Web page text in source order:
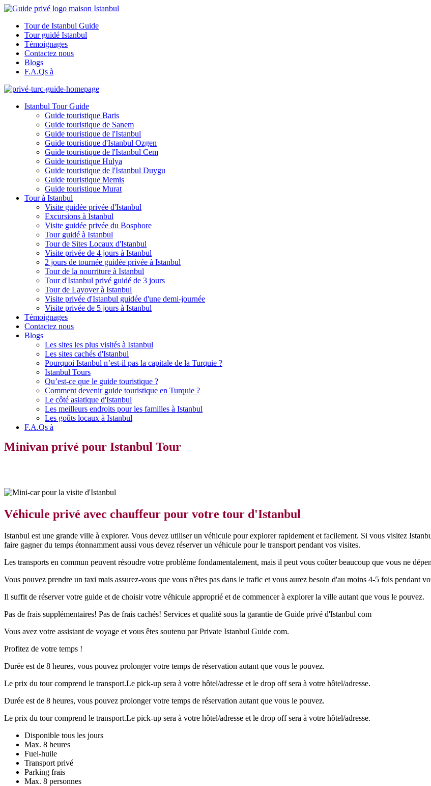
Tour de Istanbul Guide
Tour guidé Istanbul
Témoignages
Contactez nous
Blogs
F.A.Qs à
Istanbul Tour Guide
Guide touristique Baris
Guide touristique de Sanem
Guide touristique de l'Istanbul
Guide touristique d'Istanbul Ozgen
Guide touristique de l'Istanbul Cem
Guide touristique Hulya
Guide touristique de l'Istanbul Duygu
Guide touristique Memis
Guide touristique Murat
Tour à Istanbul
Visite guidée privée d'Istanbul
Excursions à Istanbul
Visite guidée privée du Bosphore
Tour guidé à Istanbul
Tour de Sites Locaux d'Istanbul
Visite privée de 4 jours à Istanbul
2 jours de tournée guidée privée à Istanbul
Tour de la nourriture à Istanbul
Tour d'Istanbul privé guidé de 3 jours
Tour de Layover à Istanbul
Visite privée d'Istanbul guidée d'une demi-journée
Visite privée de 5 jours à Istanbul
Témoignages
Contactez nous
Blogs
Les sites les plus visités à Istanbul
Les sites cachés d'Istanbul
Pourquoi Istanbul n’est-il pas la capitale de la Turquie ?
Istanbul Tours
Qu’est-ce que le guide touristique ?
Comment devenir guide touristique en Turquie ?
Le côté asiatique d'Istanbul
Les meilleurs endroits pour les familles à Istanbul
Les goûts locaux à Istanbul
F.A.Qs à
Minivan privé pour Istanbul Tour
Véhicule privé avec chauffeur pour votre tour d'Istanbul
Istanbul est une grande ville à explorer. Vous devez utiliser un véhicule pour explorer rapidement et facilement. Si vous visitez
faire gagner du temps étonnamment aussi vous devez réserver un véhicule pour le transport pendant vos visites.
Les transports en commun peuvent résoudre votre problème fondamentalement, mais il peut vous coûter beaucoup que vous ne
Vous pouvez prendre un taxi mais assurez-vous que vous n'êtes pas dans le trafic et vous aurez besoin d'au moins 4-5 fois pendant
Il suffit de réserver votre guide et de choisir votre véhicule approprié et de commencer à explorer la ville autant que vous le pouvez.
Pas de frais supplémentaires! Pas de frais cachés! Services et qualité sous la garantie de Guide privé d'Istanbul com
Vous avez votre assistant de voyage et vous êtes soutenu par Private Istanbul Guide com.
Profitez de votre temps !
Durée est de 8 heures, vous pouvez prolonger votre temps de réservation autant que vous le pouvez.
Le prix du tour comprend le transport.Le pick-up sera à votre hôtel/adresse et le drop off sera à votre hôtel/adresse.
Durée est de 8 heures, vous pouvez prolonger votre temps de réservation autant que vous le pouvez.
Le prix du tour comprend le transport.Le pick-up sera à votre hôtel/adresse et le drop off sera à votre hôtel/adresse.
Disponible tous les jours
Max. 8 heures
Fuel-huile
Transport privé
Parking frais
Max. 8 personnes